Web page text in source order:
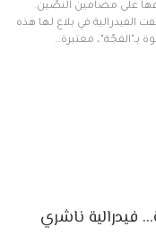
على مضامين النصّين.
الفيدرالية في بلاغ لها هذه
بـ"الفجّة"، معتبرة…
فيدرالية ناشري